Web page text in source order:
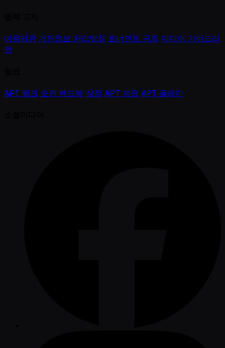
이용약관 개인정보 처리방침 토너먼트 규칙 미디어 가이드라
인
APT 링크 포커 핸드북 상점 APT 계정 APT 플레이